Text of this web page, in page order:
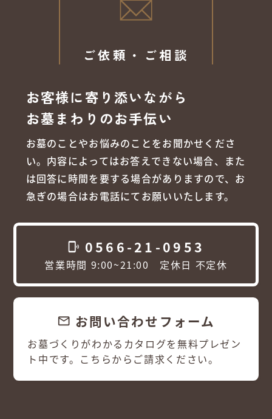
ご依頼・ご相談
お客様に寄り添いながら
お墓まわりのお手伝い
お墓のことやお悩みのことをお聞かせくださ
い。内容によってはお答えできない場合、また
は回答に時間を要する場合がありますので、お
急ぎの場合はお電話にてお願いいたします。
phonelink_ring 0566-21-0953
営業時間 9:00~21:00 定休日 不定休
email お問い合わせフォーム
お墓づくりがわかるカタログを無料プレゼン
ト中です。こちらからご請求ください。